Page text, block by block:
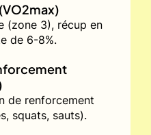
(zone 3), récup en
de 6-8%.
de renforcement
squats, sauts).